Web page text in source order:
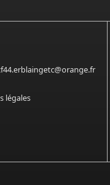
légales